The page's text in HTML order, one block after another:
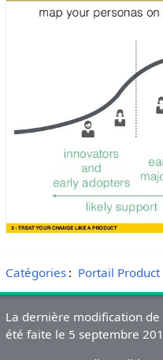
Catégories: Portail
La dernière modification de
été faite le 5 septembre